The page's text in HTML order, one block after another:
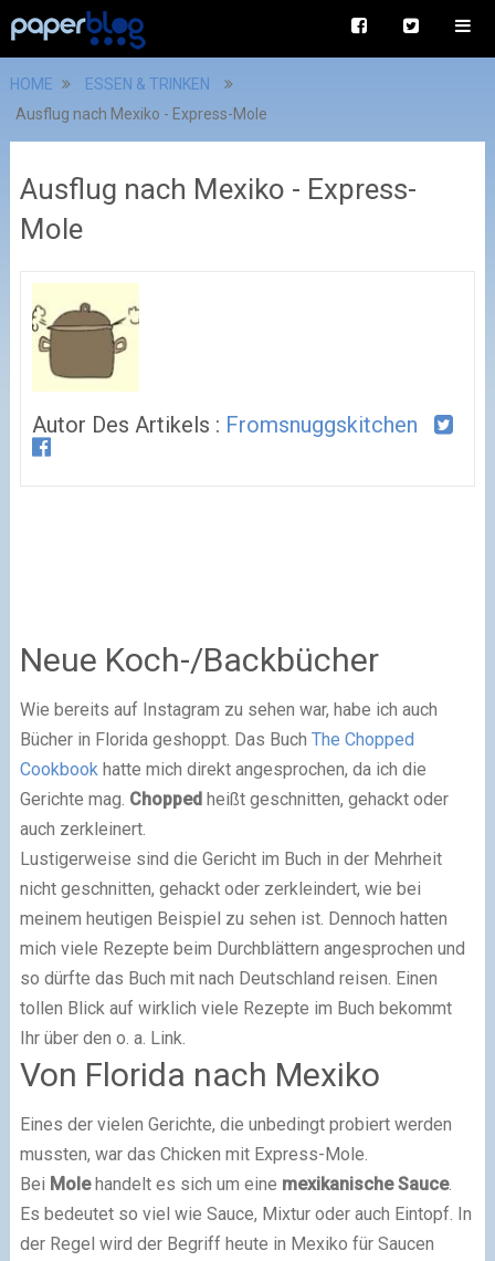
HOME
ESSEN & TRINKEN
Ausflug nach Mexiko - Express-Mole
Ausflug nach Mexiko - Express-
Mole
Autor Des Artikels : Fromsnuggskitchen
Neue Koch-/Backbücher
Wie bereits auf Instagram zu sehen war, habe ich auch
Bücher in Florida geshoppt. Das Buch The Chopped
Cookbook hatte mich direkt angesprochen, da ich die
Gerichte mag. Choppedheißt geschnitten, gehackt oder
auch zerkleinert.
Lustigerweise sind die Gericht im Buch in der Mehrheit
nicht geschnitten, gehackt oder zerkleindert, wie bei
meinem heutigen Beispiel zu sehen ist. Dennoch hatten
mich viele Rezepte beim Durchblättern angesprochen und
so dürfte das Buch mit nach Deutschland reisen. Einen
tollen Blick auf wirklich viele Rezepte im Buch bekommt
Ihr über den o. a. Link.
Von Florida nach Mexiko
Eines der vielen Gerichte, die unbedingt probiert werden
mussten, war das Chicken mit Express-Mole.
Bei Molehandelt es sich um eine mexikanische Sauce.
Es bedeutet so viel wie Sauce, Mixtur oder auch Eintopf. In
der Regel wird der Begriff heute in Mexiko für Saucen